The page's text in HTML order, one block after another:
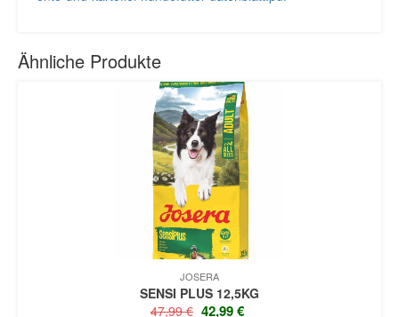
Ähnliche Produkte
JOSERA
SENSI PLUS 12,5KG
47,99€ URSPRÜNGLICHER
42,99€